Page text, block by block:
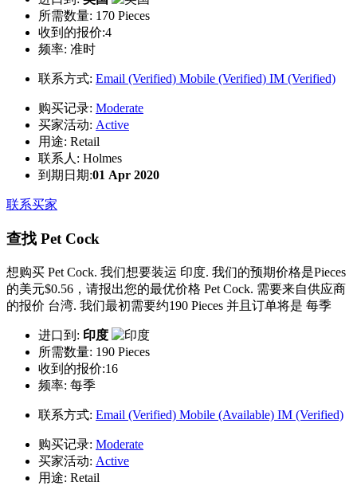
所需数量: 170 Pieces
收到的报价:4
频率: 准时
联系方式: Email (Verified) Mobile (Verified) IM (Verified)
购买记录: Moderate
买家活动: Active
用途: Retail
联系人: Holmes
到期日期:01 Apr 2020
联系买家
查找 Pet Cock
想购买 Pet Cock. 我们想要装运 印度. 我们的预期价格是Pieces
的美元$0.56，请报出您的最优价格 Pet Cock. 需要来自供应商
的报价 台湾. 我们最初需要约190 Pieces 并且订单将是 每季
进口到: 印度
所需数量: 190 Pieces
收到的报价:16
频率: 每季
联系方式: Email (Verified) Mobile (Available) IM (Verified)
购买记录: Moderate
买家活动: Active
用途: Retail